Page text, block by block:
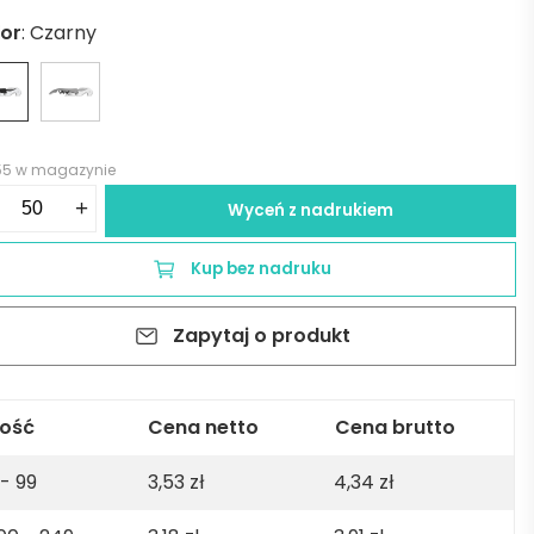
: Czarny
w magazynie
+ Wyceń z nadrukiem
Kup bez nadruku
Zapytaj o produkt
Cena netto
Cena brutto
- 99
3,53 zł 4,34 zł